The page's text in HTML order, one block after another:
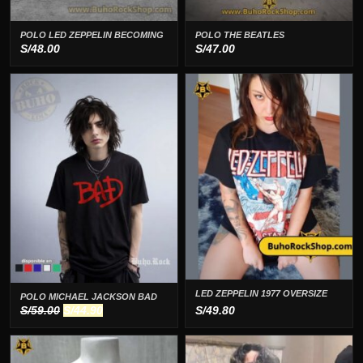
POLO LED ZEPPELIN BECOMING
S/48.00
POLO THE BEATLES
S/47.00
POLO MICHAEL JACKSON BAD
S/59.00 El
original
S/44.90El
actual
LED ZEPPELIN 1977 OVERSIZE
S/49.80